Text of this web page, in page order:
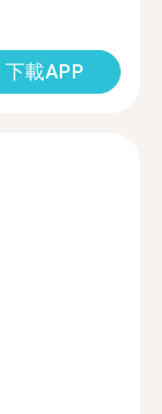
下載APP